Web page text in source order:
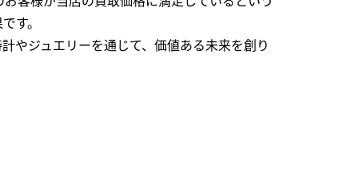
す。
やジュエリーを通じて、価値ある未来を創り